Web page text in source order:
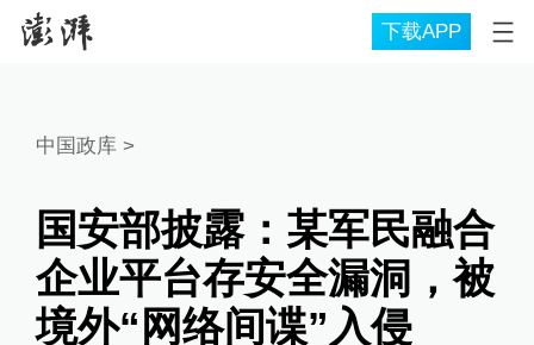
下载APP
中国政库 >
国安部披露：某军民融合
企业平台存安全漏洞，被
境外“网络间谍”入侵